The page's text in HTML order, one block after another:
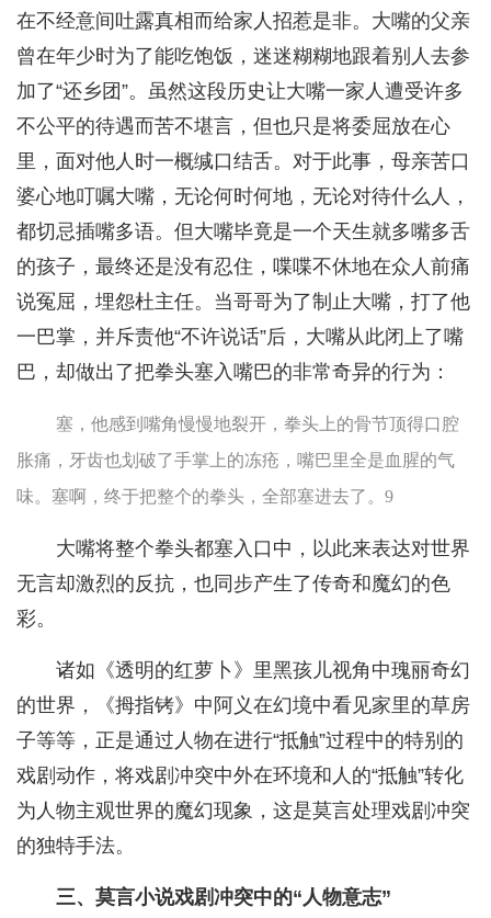
在不经意间吐露真相而给家人招惹是非。大嘴的父亲
曾在年少时为了能吃饱饭，迷迷糊糊地跟着别人去参
加了“还乡团”。虽然这段历史让大嘴一家人遭受许多
不公平的待遇而苦不堪言，但也只是将委屈放在心
里，面对他人时一概缄口结舌。对于此事，母亲苦口
婆心地叮嘱大嘴，无论何时何地，无论对待什么人，
都切忌插嘴多语。但大嘴毕竟是一个天生就多嘴多舌
的孩子，最终还是没有忍住，喋喋不休地在众人前痛
说冤屈，埋怨杜主任。当哥哥为了制止大嘴，打了他
一巴掌，并斥责他“不许说话”后，大嘴从此闭上了嘴
巴，却做出了把拳头塞入嘴巴的非常奇异的行为：
塞，他感到嘴角慢慢地裂开，拳头上的骨节顶得口腔
胀痛，牙齿也划破了手掌上的冻疮，嘴巴里全是血腥的气
味。塞啊，终于把整个的拳头，全部塞进去了。9
大嘴将整个拳头都塞入口中，以此来表达对世界
无言却激烈的反抗，也同步产生了传奇和魔幻的色
彩。
诸如《透明的红萝卜》里黑孩儿视角中瑰丽奇幻
的世界，《拇指铐》中阿义在幻境中看见家里的草房
子等等，正是通过人物在进行“抵触”过程中的特别的
戏剧动作，将戏剧冲突中外在环境和人的“抵触”转化
为人物主观世界的魔幻现象，这是莫言处理戏剧冲突
的独特手法。
三、莫言小说戏剧冲突中的“人物意志”